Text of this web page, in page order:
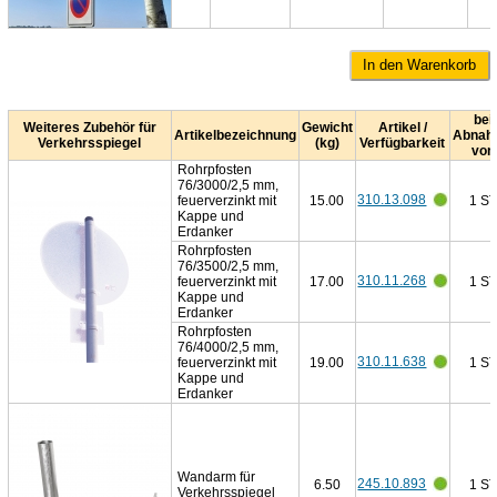
Weiteres Zubehör für
Verkehrsspiegel
Artikelbezeichnung Gewicht
(kg)
Artikel /
Verfügbarkeit
bei
von
Rohrpfosten
76/3000/2,5 mm,
feuerverzinkt mit
Kappe und
Erdanker
15.00 310.13.098 1 ST
Rohrpfosten
76/3500/2,5 mm,
feuerverzinkt mit
Kappe und
Erdanker
17.00 310.11.268 1 ST
Rohrpfosten
76/4000/2,5 mm,
feuerverzinkt mit
Kappe und
Erdanker
19.00 310.11.638 1 ST
Wandarm für
Verkehrsspiegel
6.50 245.10.893 1 ST